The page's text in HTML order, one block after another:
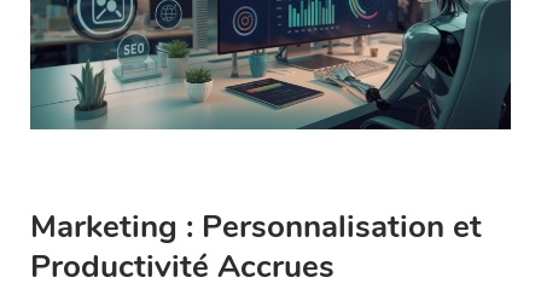
Marketing : Personnalisation et
Productivité Accrues